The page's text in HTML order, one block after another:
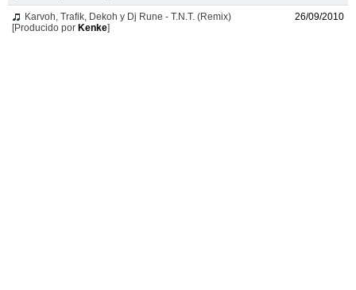
Karvoh, Trafik, Dekoh y Dj Rune - T.N.T. (Remix)
[Producido por Kenke]
26/09/2010